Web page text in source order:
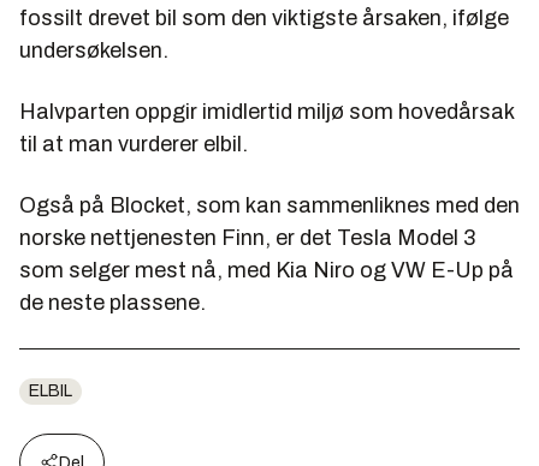
fossilt drevet bil som den viktigste årsaken, ifølge
undersøkelsen.
Halvparten oppgir imidlertid miljø som hovedårsak
til at man vurderer elbil.
Også på Blocket, som kan sammenliknes med den
norske nettjenesten Finn, er det Tesla Model 3
som selger mest nå, med Kia Niro og VW E-Up på
de neste plassene.
ELBIL